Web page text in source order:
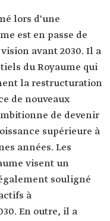
lors d'une
est en passe de
avant 2030. Il a
du Royaume qui
la restructuration
de nouveaux
de devenir
supérieure à
années. Les
visent un
souligné
à
En outre, il a